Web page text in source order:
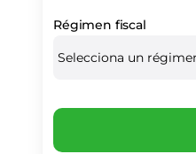
Régimen fiscal